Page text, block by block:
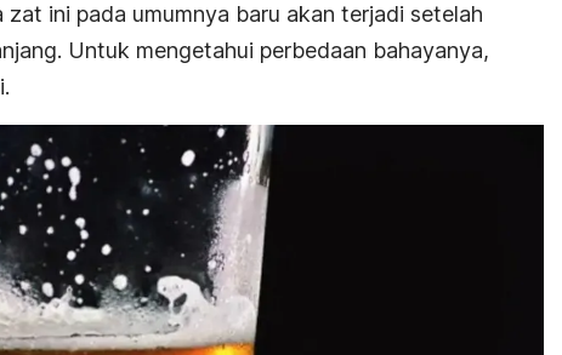
ini pada umumnya baru akan terjadi setelah
Untuk mengetahui perbedaan bahayanya,